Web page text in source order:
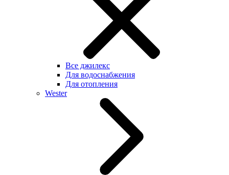
Все джилекс
Для водоснабжения
Для отопления
Wester